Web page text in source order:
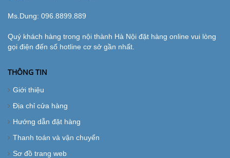
Ms.Dung: 096.8899.889
Quý khách hàng trong nội thành Hà Nội đặt hàng online vui lòng
gọi điện đến số hotline cơ sở gần nhất.
THÔNG TIN
Giới thiệu
Địa chỉ cửa hàng
Hướng dẫn đặt hàng
Thanh toán và vận chuyển
Sơ đồ trang web